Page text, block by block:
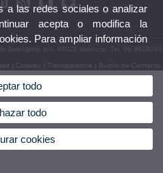
Tarongers, s/n. 46022 Valencia. Tel. 96 3828246
Cookies Transparencia Buzón de Contacto
a las redes sociales o analizar
acepta o modifica la
Para ampliar información
todo
todo
cookies